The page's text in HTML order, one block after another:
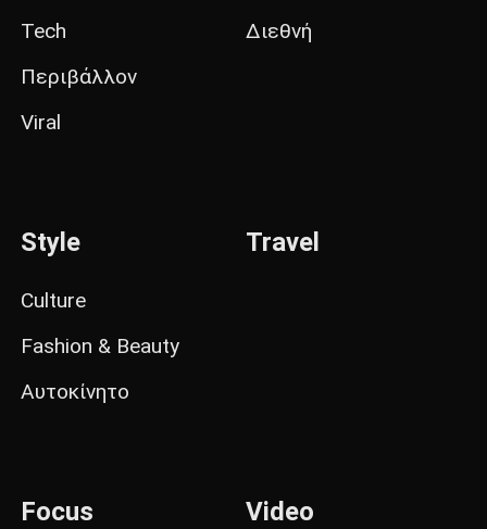
Tech
Περιβάλλον
Viral
Διεθνή
Style
Culture
Fashion & Beauty
Αυτοκίνητο
Travel
Focus Video